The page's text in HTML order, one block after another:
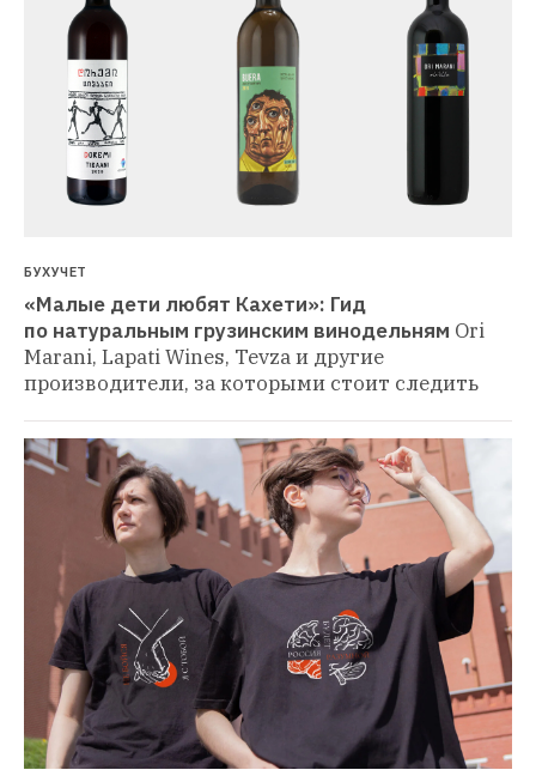
БУХУЧЕТ
«Малые дети любят Кахети»: Гид
по натуральным грузинским винодельням Ori
Marani, Lapati Wines, Tevza и другие
производители, за которыми стоит следить